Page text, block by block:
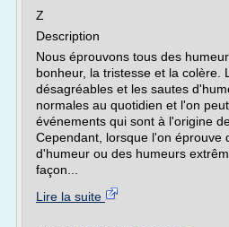
Z
Description
Nous éprouvons tous des
bonheur, la tristesse et la colère.
désagréables et les sautes
normales au quotidien et l'on
événements qui sont à l'origine
Cependant, lorsque l'on éprouve
d'humeur ou des humeurs
façon...
Lire la suite